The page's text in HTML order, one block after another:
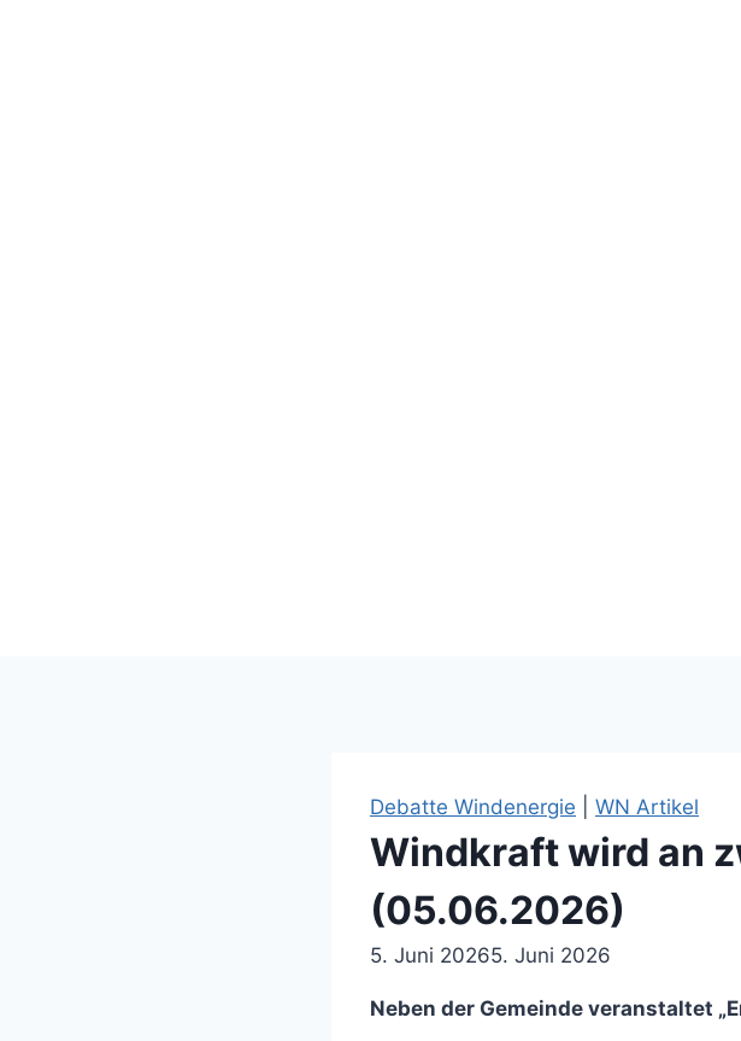
Debatte Windenergie WN Artikel
Windkraft wird an
(05.06.2026)
5. Juni 20265. Juni 2026
Neben der Gemeinde veranstaltet